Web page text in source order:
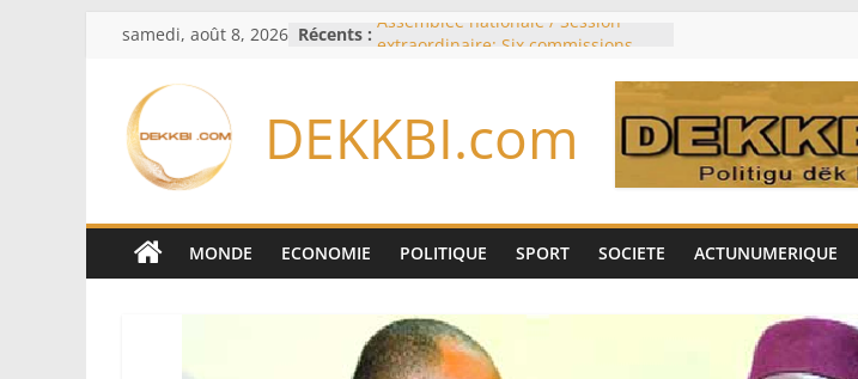
Passer
contenu
samedi, août 8, 2026 Récents : Assemblée nationale / Session
d’enquête à l’ordre du jour ce lundi
de la Espriella
Bénin: Patrice Talon élu président
Moyen-Orient: l’Arabie saoudite, le
Pakistan et la Turquie signent un
accord de défense
exportations de cuivre et de cobalt
concentrés pour valoriser sa
production
DEKKBI.com
MONDE ECONOMIE POLITIQUE SPORT SOCIETE ACTUNUMERIQUE